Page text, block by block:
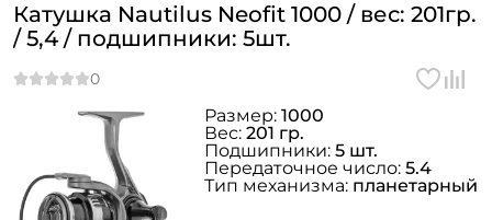
Катушка Nautilus Neofit 1000 / вес: 201гр.
/ 5,4 / подшипники: 5шт.
Размер: 1000
Вес: 201 гр.
Подшипники: 5 шт.
Передаточное число: 5.4
Тип механизма: планетарный